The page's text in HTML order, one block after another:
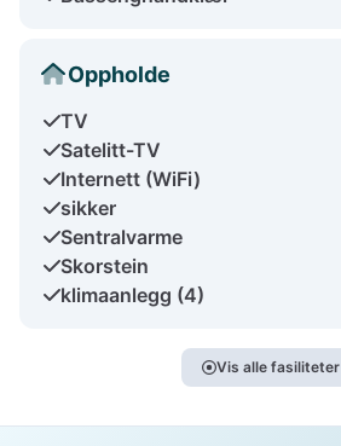
Oppholde
TV
Satelitt-TV
Internett (WiFi)
sikker
Sentralvarme
Skorstein
klimaanlegg (4)
Vis alle fasiliteter